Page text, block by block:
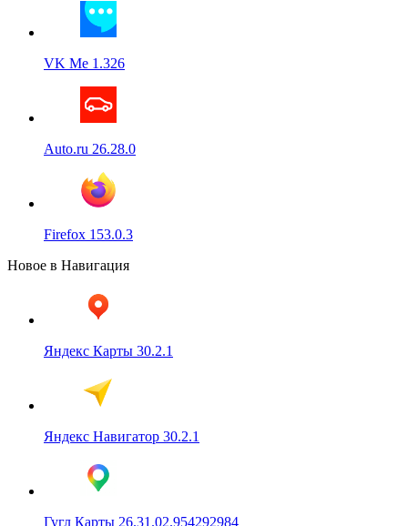
VK Me 1.326
Auto.ru 26.28.0
Firefox 153.0.3
Новое в Навигация
Яндекс Карты 30.2.1
Яндекс Навигатор 30.2.1
Гугл Карты 26.31.02.954292984